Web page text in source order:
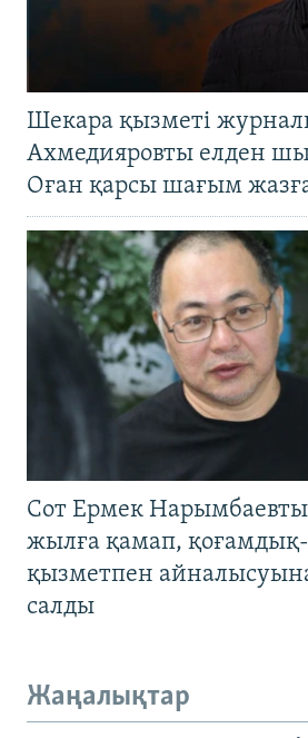
Шекара қызметі
Ахмедияровты елден
Оған қарсы шағым
Сот Ермек
жылға қамап, қоғамдық-
қызметпен
салды
Жаңалықтар